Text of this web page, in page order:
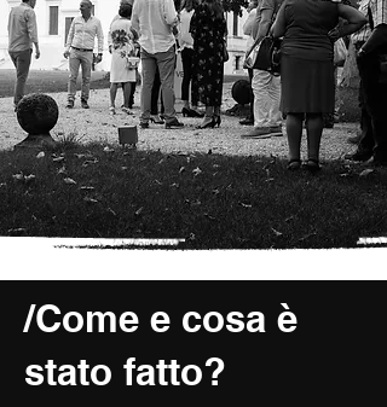
/Come e cosa è
stato fatto?